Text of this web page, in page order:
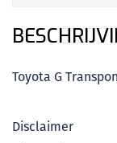
Toyota G
Disclaimer